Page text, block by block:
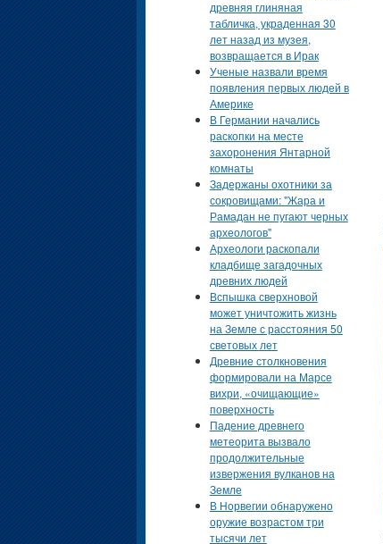
древняя глиняная
табличка, украденная 30
лет назад из музея,
возвращается в Ирак
Ученые назвали время
появления первых людей в
Америке
В Германии начались
раскопки на месте
захоронения Янтарной
комнаты
Задержаны охотники за
сокровищами: "Жара и
Рамадан не пугают черных
археологов"
Археологи раскопали
кладбище загадочных
древних людей
Вспышка сверхновой
может уничтожить жизнь
на Земле с расстояния 50
световых лет
Древние столкновения
формировали на Марсе
вихри, «очищающие»
поверхность
Падение древнего
метеорита вызвало
продолжительные
извержения вулканов на
Земле
В Норвегии обнаружено
оружие возрастом три
тысячи лет